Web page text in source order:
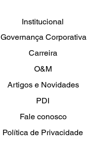
Institucional
Governança Corporativa
Carreira
O&M
Artigos e Novidades
PDI
Fale conosco
Política de Privacidade